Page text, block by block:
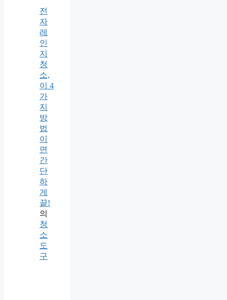
전
자
레
인
지
청
소,
이 4
가
지
방
법
이
면
간
단
하
게
끝!
의
청
소
도
구